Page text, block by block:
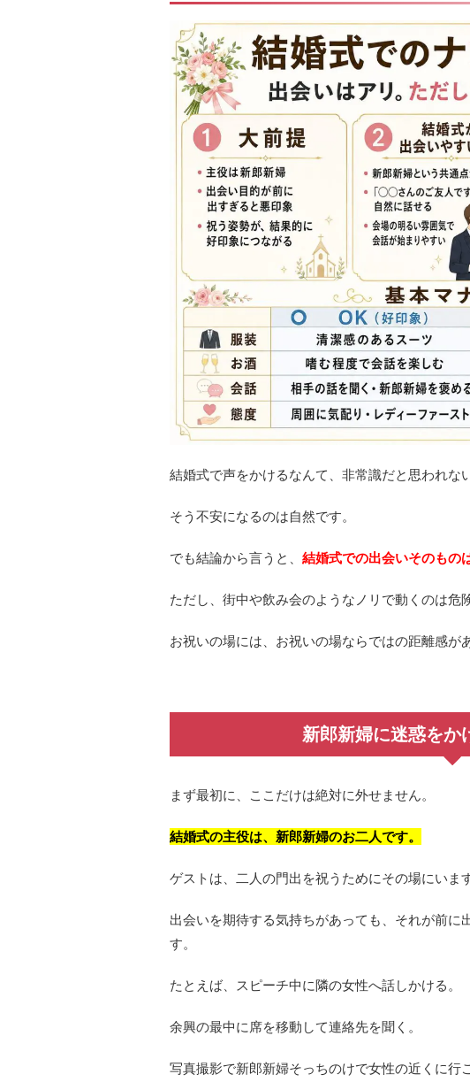
結婚式で声をかけるなんて、非常識だと思われな
そう不安になるのは自然です。
でも結論から言うと、 結婚式での出会いそのもの
ただし、街中や飲み会のようなノリで動くのは危
お祝いの場には、お祝いの場ならではの距離感が
新郎新婦に迷惑をか
まず最初に、ここだけは絶対に外せません。
結婚式の主役は、新郎新婦のお二人です。
ゲストは、二人の門出を祝うためにその場にいます
出会いを期待する気持ちがあっても、それが前に
す。
たとえば、スピーチ中に隣の女性へ話しかける。
余興の最中に席を移動して連絡先を聞く。
写真撮影で新郎新婦そっちのけで女性の近くに行